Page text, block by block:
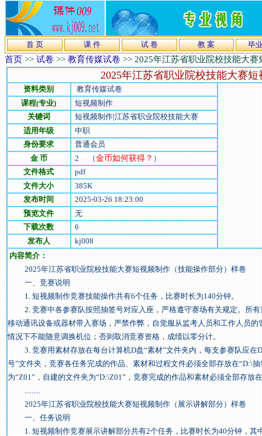
首 页 课 件 试 卷 教 案 毕
首页>>试卷>>教育传媒试卷>>2025年江苏省职业院校技能大赛
2025年江苏省职业院校技能大赛
资料类别
教育传媒试卷
课程(专业)
短视频制作
关键词
短视频制作|江苏省职业院校技能大赛
适用年级
中职
身份要求
普通会员
金 币
2（金币如何获得？）
文件格式
pdf
文件大小
385K
发布时间
2025-03-26 18:23:00
预览文件
无
下载次数
6
发布人
kj008
内容简介：
2025年江苏省职业院校技能大赛短视频制作（技能操作部分）样卷
一、竞赛说明
1. 短视频制作竞赛技能操作共有6个任务，比赛时长为140分钟。
2. 竞赛中各参赛队按照抽签号对应入座，严格遵守赛场有关规定。所有
移动通讯设备或器材带入赛场，严禁作弊，自觉服从监考人员和工作人员
情况下不能随意调换机位；否则取消竞赛资格，成绩以零分计。
3. 竞赛用素材存放在每台计算机D盘“素材”文件夹内，每支参赛队应在D
号”文件夹，竞赛各任务完成的作品、素材和过程文件必须全部存放在“D:\
为“Z01”，自建的文件夹为“D:\Z01”，竞赛完成的作品和素材必须全部存放
.........
2025年江苏省职业院校技能大赛短视频制作（展示讲解部分）样卷
一、任务说明
1. 短视频制作竞赛展示讲解部分共有2个任务，比赛时长为40分钟，其